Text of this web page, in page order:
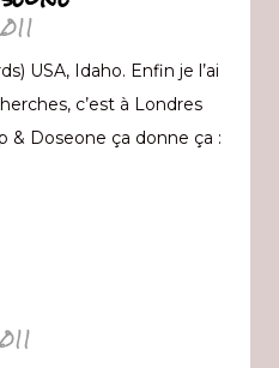
USA, Idaho. Enfin je l’ai
c’est à Londres
& Doseone ça donne ça :